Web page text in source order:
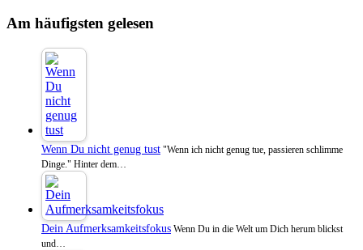
Am häufigsten gelesen
Wenn Du nicht genug tust "Wenn ich nicht genug tue, passieren schlimme
Dinge." Hinter dem…
Dein Aufmerksamkeitsfokus Wenn Du in die Welt um Dich herum blickst
und…